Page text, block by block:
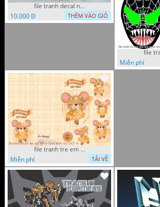
file tranh decal noel huou nai cay thong giang sinh 28112024 h
10.000 Đ
THÊM VÀO GIỎ
Miễn phí
file tranh tre em tieu hoc bia vo chuot nhay 16122022 vy
Miễn phí
TẢI VỀ